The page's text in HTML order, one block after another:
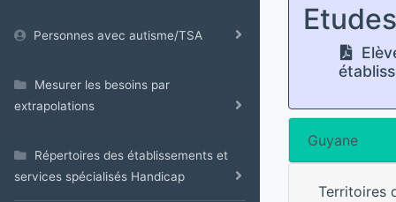
Personnes avec autisme/TSA
Mesurer les besoins par
extrapolations
Répertoires des établissements et
services spécialisés Handicap
Etudes
Guyane
Territoires